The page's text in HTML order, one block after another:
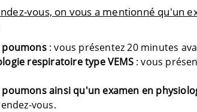
vous, on vous a mentionné qu'un
poumons: vous présentez 20 minutes
respiratoire type VEMS: vous
poumons ainsi qu'un examen en
vous.